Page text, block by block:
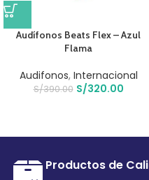
Audífonos Beats Flex – Azul
Flama
Audifonos, Internacional
S/390.00 S/320.00
Productos de